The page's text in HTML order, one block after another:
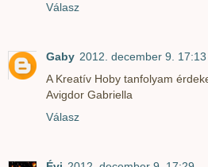
Válasz
Gaby 2012. december 9. 17:13
A Kreatív Hoby tanfolyam
Avigdor Gabriella
Válasz